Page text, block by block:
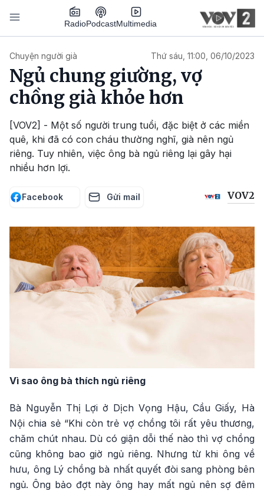
Nhảy đến nội dung
RadioPodcastMultimedia
Chuyện người già Thứ sáu, 11:00, 06/10/2023
Ngủ chung giường, vợ
chồng già khỏe hơn
[VOV2] - Một số người trung tuổi, đặc biệt ở các miền
quê, khi đã có con cháu thường nghĩ, già nên ngủ
riêng. Tuy nhiên, việc ông bà ngủ riêng lại gây hại
nhiều hơn lợi.
Facebook Gửi mail VOV2
Vì sao ông bà thích ngủ riêng
Bà Nguyễn Thị Lợi ở Dịch Vọng Hậu, Cầu Giấy, Hà
Nội chia sẻ “Khi còn trẻ vợ chồng tôi rất yêu thương,
chăm chút nhau. Dù có giận dỗi thế nào thì vợ chồng
cũng không bao giờ ngủ riêng. Nhưng từ khi ông về
hưu, ông Lý chồng bà nhất quyết đòi sang phòng bên
ngủ. Ông bảo đợt này ông hay mất ngủ nên sợ đêm